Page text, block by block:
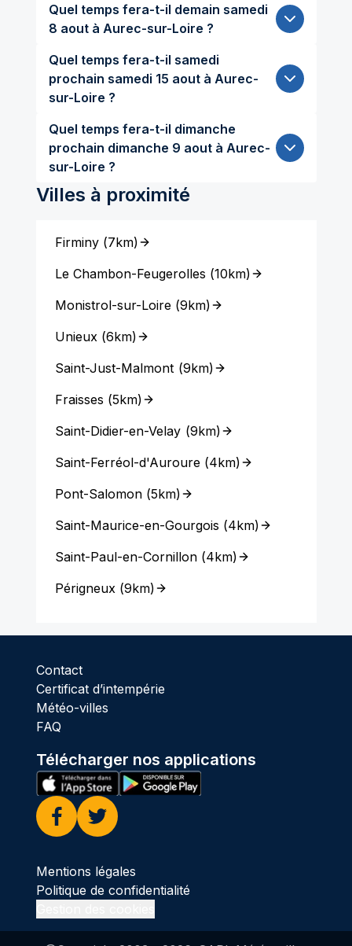
Quel temps fera-t-il demain samedi
8 aout à Aurec-sur-Loire ?
Quel temps fera-t-il samedi
prochain samedi 15 aout à Aurec-
sur-Loire ?
Quel temps fera-t-il dimanche
prochain dimanche 9 aout à Aurec-
sur-Loire ?
Villes à proximité
Firminy(7km)
Le Chambon-Feugerolles (10km)
Monistrol-sur-Loire(9km)
Unieux(6km)
Saint-Just-Malmont (9km)
Fraisses (5km)
Saint-Didier-en-Velay (9km)
Saint-Ferréol-d'Auroure(4km)
Pont-Salomon(5km)
Saint-Maurice-en-Gourgois (4km)
Saint-Paul-en-Cornillon(4km)
Périgneux(9km)
Contact
Certificat d’intempérie
Météo-villes
FAQ
Télécharger nos applications
Facebook
Twitter
Mentions légales
Politique de confidentialité